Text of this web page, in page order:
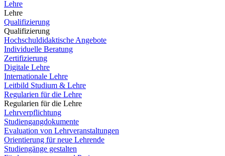
Lehre
Lehre
Qualifizierung
Qualifizierung
Hochschuldidaktische Angebote
Individuelle Beratung
Zertifizierung
Digitale Lehre
Internationale Lehre
Leitbild Studium & Lehre
Regularien für die Lehre
Regularien für die Lehre
Lehrverpflichtung
Studiengangdokumente
Evaluation von Lehrveranstaltungen
Orientierung für neue Lehrende
Studiengänge gestalten